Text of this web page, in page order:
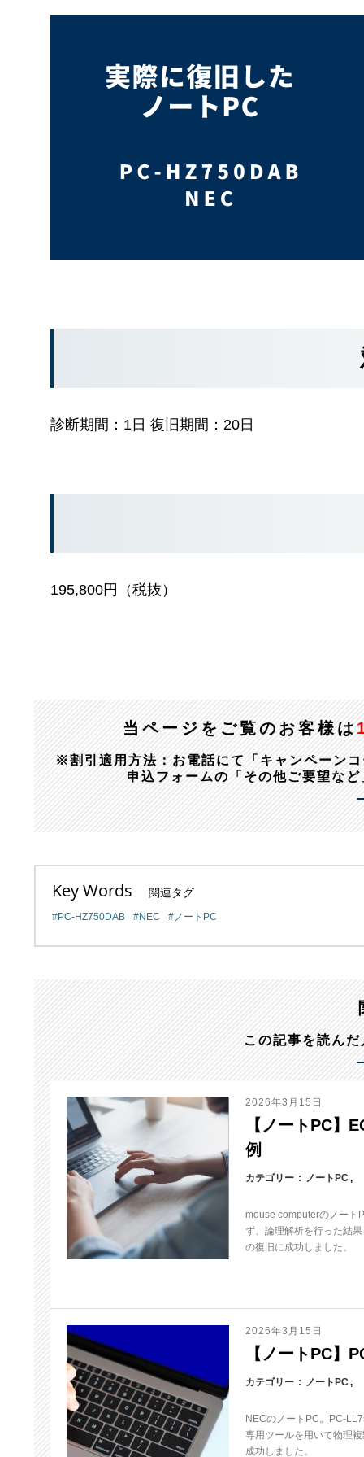
診断期間：1日 復旧期間：20日
195,800円（税抜）
当ページをご覧のお客様は
※割引適用方法：お電話にて「キャンペーン
申込フォームの「その他ご要望な
Key Words 関連タグ
PC-HZ750DAB NEC ノートPC
この記事を読ん
2026年3月15日
【ノートPC】
例
カテゴリー ノートPC
mouse computerのノート
ず、論理解析を行った結
の復旧に成功しました。
2026年3月15日
【ノートPC】
カテゴリー ノートPC
NECのノートPC。PC-
専用ツールを用いて物理
成功しました。